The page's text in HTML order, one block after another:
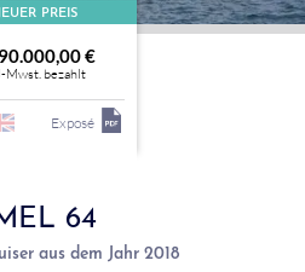
PREIS
€
Mwst. bezahlt
Exposé
64
aus dem Jahr 2018